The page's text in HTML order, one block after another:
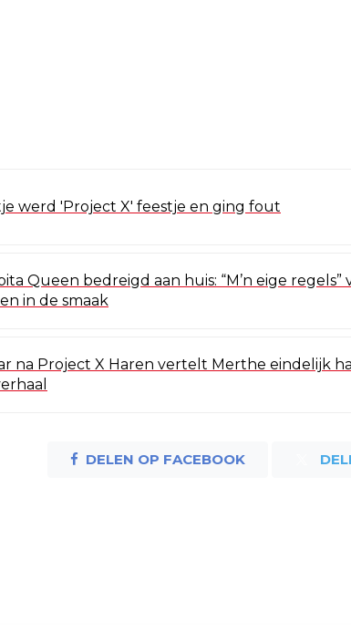
werd 'Project X' feestje en ging fout
Queen bedreigd aan huis: “M’n eige regels”
in de smaak
na Project X Haren vertelt Merthe eindelijk
DELEN OP FACEBOOK